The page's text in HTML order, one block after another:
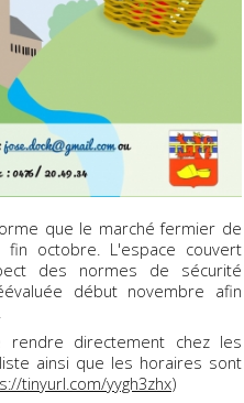
que le marché fermier de
octobre. L'espace couvert
des normes de sécurité
début novembre afin
directement chez les
ainsi que les horaires sont
tinyurl.com/yygh3zhx)